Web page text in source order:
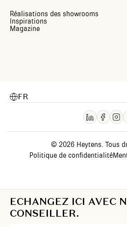
ECHANGEZ ICI AVEC
CONSEILLER.
Réalisations des showrooms
Inspirations
Magazine
FR
© 2026 Heytens. Tous
Politique de confidentialité